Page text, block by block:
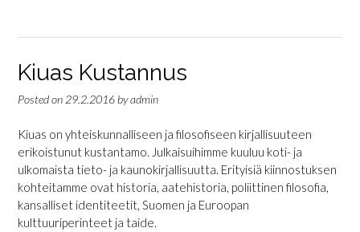
Kiuas Kustannus
Posted on 29.2.2016 byadmin
Kiuas on yhteiskunnalliseen ja filosofiseen kirjallisuuteen
erikoistunut kustantamo. Julkaisuihimme kuuluu koti- ja
ulkomaista tieto- ja kaunokirjallisuutta. Erityisiä kiinnostuksen
kohteitamme ovat historia, aatehistoria, poliittinen filosofia,
kansalliset identiteetit, Suomen ja Euroopan
kulttuuriperinteet ja taide.